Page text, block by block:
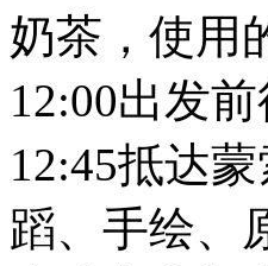
奶茶，使用
12:00出发
12:45抵达
蹈、手绘、